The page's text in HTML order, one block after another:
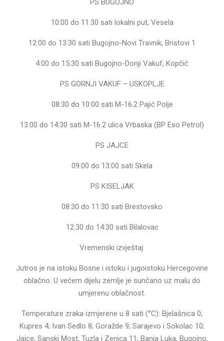
PS BUGOJNO
10:00 do 11:30 sati lokalni put, Vesela
12:00 do 13:30 sati Bugojno-Novi Travnik, Bristovi 1
4:00 do 15:30 sati Bugojno-Donji Vakuf, Kopčić
PS GORNJI VAKUF – USKOPLJE
08:30 do 10:00 sati M-16.2 Pajić Polje
13:00 do 14:30 sati M-16.2 ulica Vrbaska (BP Eso Petrol)
PS JAJCE
09:00 do 13:00 sati Skela
PS KISELJAK
08:30 do 11:30 sati Brestovsko
12:30 do 14:30 sati Bilalovac
Vremenski izvještaj:
Jutros je na istoku Bosne i istoku i jugoistoku Hercegovine
oblačno. U većem dijelu zemlje je sunčano uz malu do
umjerenu oblačnost.
Temperature zraka izmjerene u 8 sati (°C): Bjelašnica 0;
Kupres 4; Ivan Sedlo 8; Goražde 9; Sarajevo i Sokolac 10;
Jajce, Sanski Most, Tuzla i Zenica 11; Banja Luka, Bugojno,